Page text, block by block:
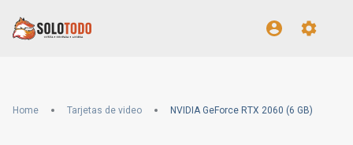
Home Tarjetas de video NVIDIA GeForce RTX 2060 (6 GB)